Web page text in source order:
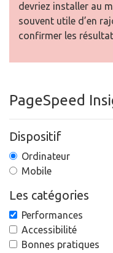
devriez installer au
souvent utile d’en
confirmer les
PageSpeed
Dispositif
Ordinateur
Mobile
Les catégories
Performances
Accessibilité
Bonnes pratiques